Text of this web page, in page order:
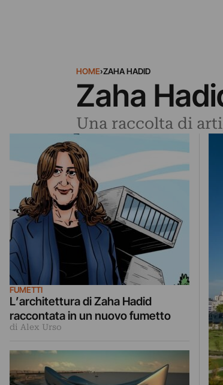
HOME›ZAHA HADID
Zaha
Una raccolta di
FUMETTI
L’architettura di Zaha Hadid
raccontata in un nuovo fumetto
di Alex Urso